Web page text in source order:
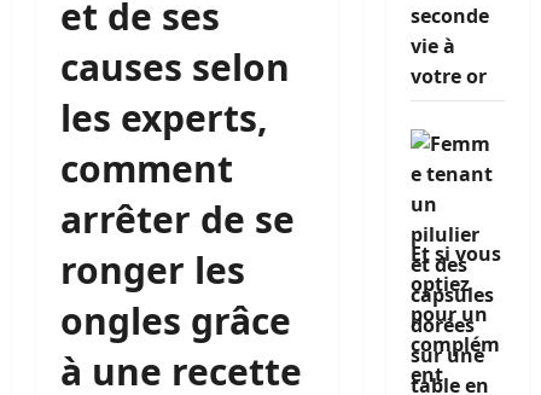
et de ses
causes selon
les experts,
comment
arrêter de se
ronger les
ongles grâce
à une recette
seconde
vie à
votre or
Et si vous
optiez
pour un
complém
ent